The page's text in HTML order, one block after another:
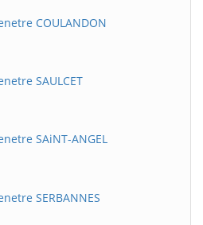
COULANDON
SAULCET
SAiNT-ANGEL
SERBANNES